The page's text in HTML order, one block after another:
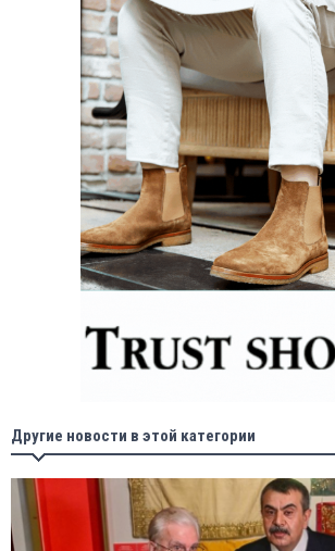
Другие новости в этой категории